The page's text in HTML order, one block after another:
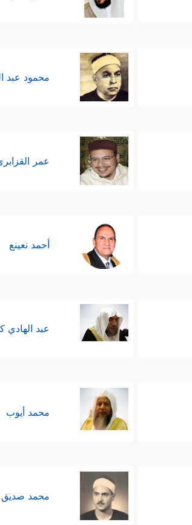
محمود عبد
عمر
أحمد نعينع
عبد الهادي
محمد أيوب
محمد صديق